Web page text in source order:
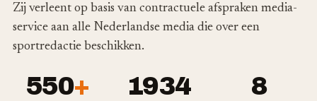
Zij verleent op basis van contractuele afspraken media-
service aan alle Nederlandse media die over een
sportredactie beschikken.
550+ 1934 8